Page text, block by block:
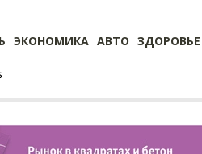
ЭКОНОМИКА АВТО ЗДОРОВЬЕ